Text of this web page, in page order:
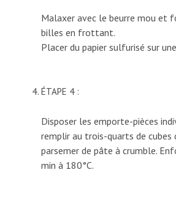
Malaxer avec le beurre mou et
billes en frottant.
Placer du papier sulfurisé sur
ÉTAPE 4 :
Disposer les emporte-pièces
remplir au trois-quarts de
parsemer de pâte à crumble.
min à 180°C.